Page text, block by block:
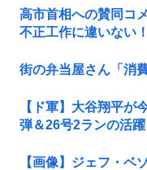
高市首相への賛同コ
不正工作に違いない
街の弁当屋さん「消
【ド軍】大谷翔平
弾＆26号2ランの活
【画像】ジェフ・ベ